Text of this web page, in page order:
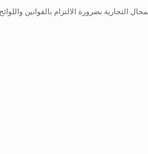
التجارية بضرورة الالتزام بالقوانين